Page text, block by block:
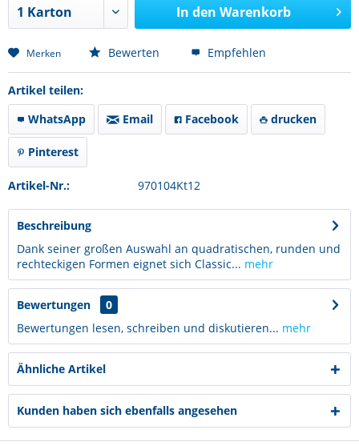
In den Warenkorb
Merken Bewerten Empfehlen
Artikel teilen:
WhatsApp
Email Facebook drucken
Pinterest
Artikel-Nr.: 970104Kt12
Beschreibung
Dank seiner großen Auswahl an quadratischen, runden und
rechteckigen Formen eignet sich Classic... mehr
Bewertungen
0
Bewertungen lesen, schreiben und diskutieren... mehr
Ähnliche Artikel
Kunden haben sich ebenfalls angesehen